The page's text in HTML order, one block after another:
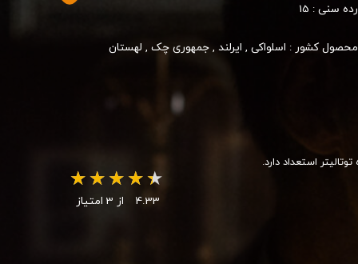
رده سنی : 15
محصول کشور : اسلواکی , ایرلند ,جمهوری چک , لهستان
استعداد دارد.
4.33 از 3 امتیاز